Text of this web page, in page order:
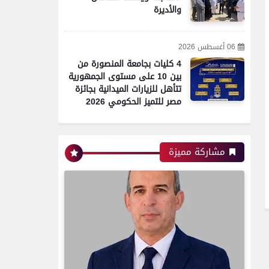
والأديرة
06 أغسطس 2026
4 كليات بجامعة المنصورة من
بين 10 على مستوى الجمهورية
تتأهل للزيارات الميدانية بجائزة
مصر للتميز الحكومي 2026
مشاركة مميزة
مفرومة غير صالحة للاستهلاك
الآدمي
محافظ الفيوم يستقبل مدير
مديرية الصحة الجديد ويؤكد:
تحسين جودة الخدمات الطبية
أولوية